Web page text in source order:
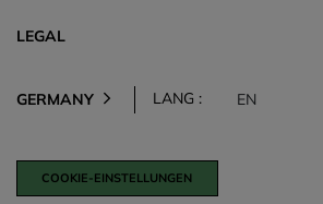
LEGAL
GERMANY LANG : EN
COOKIE-EINSTELLUNGEN